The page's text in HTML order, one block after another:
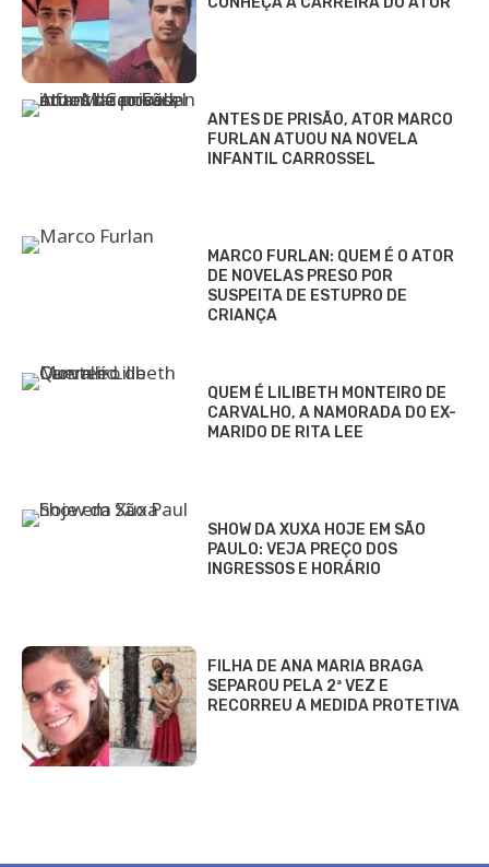
ANTES DE PRISÃO, ATOR MARCO
FURLAN ATUOU NA NOVELA
INFANTIL CARROSSEL
MARCO FURLAN: QUEM É O ATOR
DE NOVELAS PRESO POR
SUSPEITA DE ESTUPRO DE
CRIANÇA
QUEM É LILIBETH MONTEIRO DE
CARVALHO, A NAMORADA DO EX-
MARIDO DE RITA LEE
SHOW DA XUXA HOJE EM SÃO
PAULO: VEJA PREÇO DOS
INGRESSOS E HORÁRIO
FILHA DE ANA MARIA BRAGA
SEPAROU PELA 2ª VEZ E
RECORREU A MEDIDA PROTETIVA